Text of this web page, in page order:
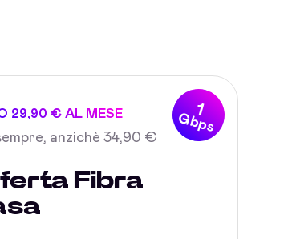
1
Gbps
29,90 € AL MESE
anzichè 34,90 €
Fibra